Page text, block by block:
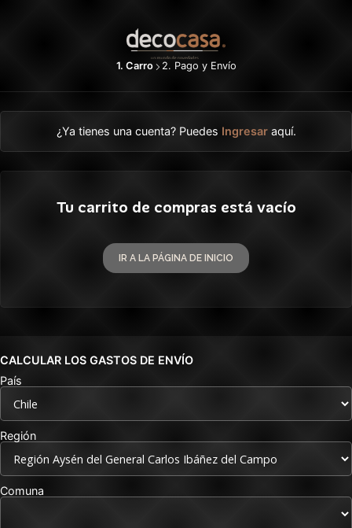
1. Carro 2. Pago y Envío
¿Ya tienes una cuenta? Puedes Ingresaraquí.
Tu carrito de compras está vacío
IR A LA PÁGINA DE INICIO
CALCULAR LOS GASTOS DE ENVÍO
País
Región
Comuna